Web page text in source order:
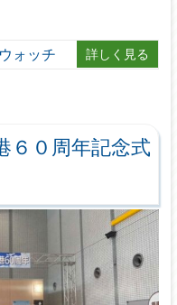
ォッチ 詳しく見る
６０周年記念式